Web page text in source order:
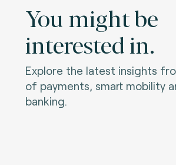
You might be
interested in.
Explore the latest insights
of payments, smart mobility
banking.